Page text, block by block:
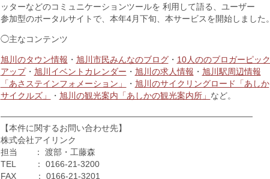
ッターなどのコミュニケーションツールを 利用して語る、ユーザー
参加型のポータルサイトで、本年4月下旬、本サービスを開始しました。
◯主なコンテンツ
旭川のタウン情報 ・ 旭川市民みんなのブログ・ 10人ののブロガーピック
アップ・ 旭川イベントカレンダー ・ 旭川の求人情報 ・ 旭川駅周辺情報
「あさステインフォメーション」
・ 旭川のサイクリングロード「あしか
サイクルズ」
・ 旭川の観光案内「あしかの観光案内所」 など。
——————————————————————————————
【本件に関するお問い合わせ先】
株式会社アイリンク
担当 ： 渡部・工藤森
TEL ： 0166-21-3200
FAX ： 0166-21-3201